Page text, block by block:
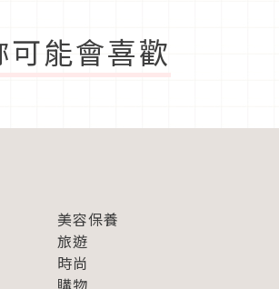
可能會喜歡
美容保養
旅遊
時尚